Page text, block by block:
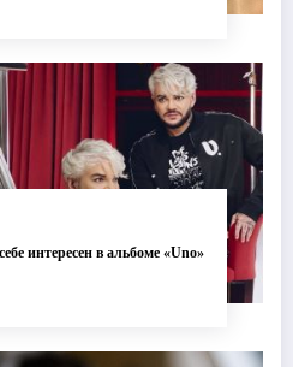
интересен в альбоме «Uno»